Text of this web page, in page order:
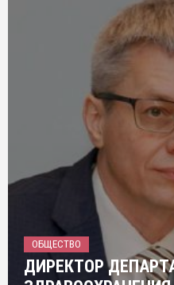
ОБЩЕСТВО
ДИРЕКТОР